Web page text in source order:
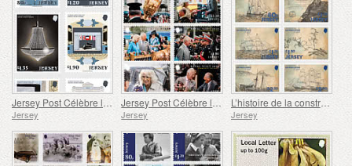
Jersey Post Célèbre les 125 Ans de l'Opéra
Jersey
Jersey Post Célèbre l'anniversaire de la Visite Royale
Jersey
L’histoire de la construction navale à Jersey
Jersey